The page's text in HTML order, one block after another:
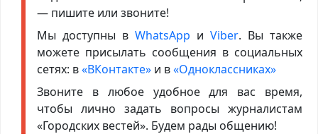
— пишите или звоните!
Мы доступны в WhatsApp иViber. Вы также
можете присылать сообщения в социальных
сетях: в«ВКонтакте»и в«Одноклассниках»
Звоните в любое удобное для вас время,
чтобы лично задать вопросы журналистам
«Городских вестей». Будем рады общению!